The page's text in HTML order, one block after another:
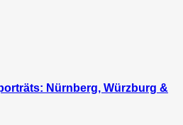
Nürnberg, Würzburg &